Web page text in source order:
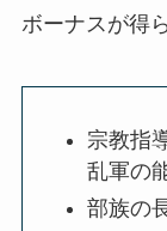
ボーナスが得
宗教指
乱軍の
部族の